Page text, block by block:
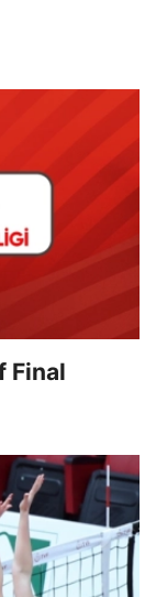
Final